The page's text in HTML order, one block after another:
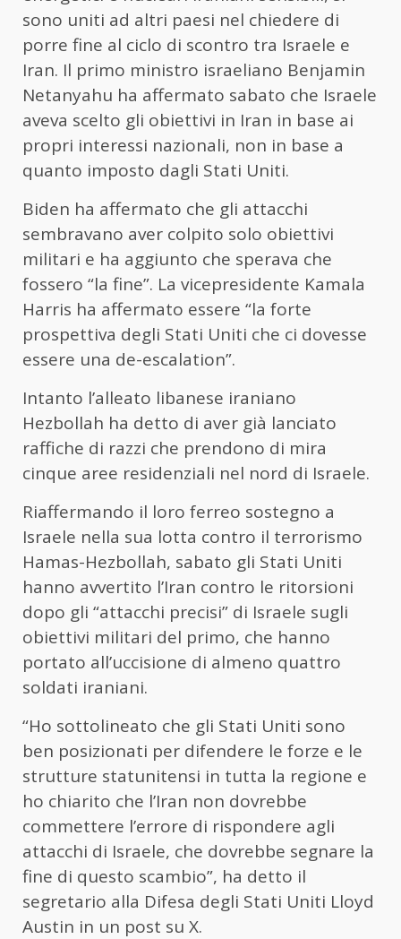
sono uniti ad altri paesi nel chiedere di
porre fine al ciclo di scontro tra Israele e
Iran. Il primo ministro israeliano Benjamin
Netanyahu ha affermato sabato che Israele
aveva scelto gli obiettivi in ​​Iran in base ai
propri interessi nazionali, non in base a
quanto imposto dagli Stati Uniti.
Biden ha affermato che gli attacchi
sembravano aver colpito solo obiettivi
militari e ha aggiunto che sperava che
fossero “la fine”. La vicepresidente Kamala
Harris ha affermato essere “la forte
prospettiva degli Stati Uniti che ci dovesse
essere una de-escalation”.
Intanto l’alleato libanese iraniano
Hezbollah ha detto di aver già lanciato
raffiche di razzi che prendono di mira
cinque aree residenziali nel nord di Israele.
Riaffermando il loro ferreo sostegno a
Israele nella sua lotta contro il terrorismo
Hamas-Hezbollah, sabato gli Stati Uniti
hanno avvertito l’Iran contro le ritorsioni
dopo gli “attacchi precisi” di Israele sugli
obiettivi militari del primo, che hanno
portato all’uccisione di almeno quattro
soldati iraniani.
“Ho sottolineato che gli Stati Uniti sono
ben posizionati per difendere le forze e le
strutture statunitensi in tutta la regione e
ho chiarito che l’Iran non dovrebbe
commettere l’errore di rispondere agli
attacchi di Israele, che dovrebbe segnare la
fine di questo scambio”, ha detto il
segretario alla Difesa degli Stati Uniti Lloyd
Austin in un post su X.